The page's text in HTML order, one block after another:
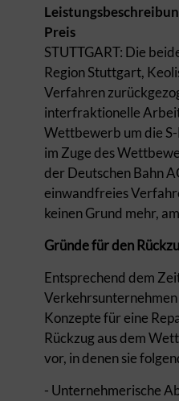
Preis
STUTTGART: Die
Region Stuttgart,
Verfahren
interfraktionelle
Wettbewerb um die S-
im Zuge des
der Deutschen Bahn
einwandfreies
keinen Grund mehr,
Gründe für den
Entsprechend dem
Konzepte für eine
Rückzug aus dem
vor, in denen sie
- Unternehmerische